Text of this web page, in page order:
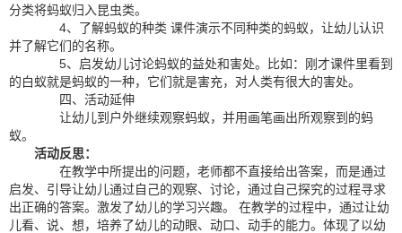
分类将蚂蚁归入昆虫类。
4、了解蚂蚁的种类 课件演示不同种类的蚂蚁，让幼儿认识
并了解它们的名称。
5、启发幼儿讨论蚂蚁的益处和害处。比如：刚才课件里看到
的白蚁就是蚂蚁的一种，它们就是害充，对人类有很大的害处。
四、活动延伸
让幼儿到户外继续观察蚂蚁，并用画笔画出所观察到的蚂
蚁。
活动反思：
在教学中所提出的问题，老师都不直接给出答案，而是通过
启发、引导让幼儿通过自己的观察、讨论，通过自己探究的过程寻求
出正确的答案。激发了幼儿的学习兴趣。 在教学的过程中，通过让幼
儿看、说、想，培养了幼儿的动眼、动口、动手的能力。体现了以幼